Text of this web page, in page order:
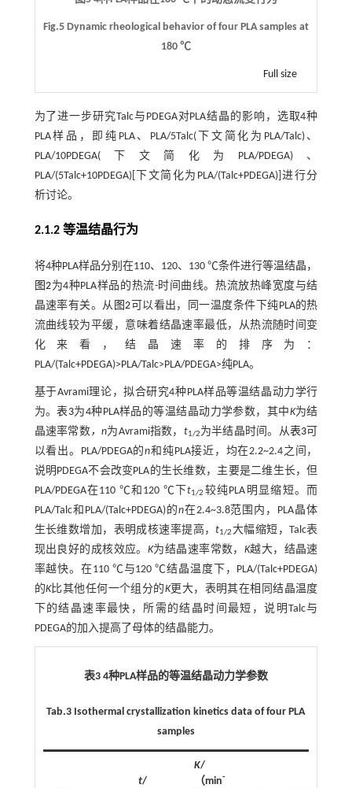
Fig.5 Dynamic rheological behavior of four PLA samples at
180 ℃
Full size
为了进一步研究Talc与PDEGA对PLA结晶的影响，选取4种
PLA样品，即纯PLA、PLA/5Talc(下文简化为PLA/Talc)、
PLA/10PDEGA(下文简化为PLA/PDEGA)、
PLA/(5Talc+10PDEGA)[下文简化为PLA/(Talc+PDEGA)]进行分
析讨论。
2.1.2 等温结晶行为
将4种PLA样品分别在110、120、130 ℃条件进行等温结晶，
图2为4种PLA样品的热流-时间曲线。热流放热峰宽度与结
晶速率有关。从 图2 可以看出，同一温度条件下纯PLA的热
流曲线较为平缓，意味着结晶速率最低，从热流随时间变
化来看，结晶速率的排序为：
PLA/(Talc+PDEGA)>PLA/Talc>PLA/PDEGA>纯PLA。
基于Avrami理论，拟合研究4种PLA样品等温结晶动力学行
为。表3为4种PLA样品的等温结晶动力学参数，其中K为结
晶速率常数，n为Avrami指数， t1/2为半结晶时间。从表3可
以看出。PLA/PDEGA的n和纯PLA接近，均在2.2~2.4之间，
说明PDEGA不会改变PLA的生长维数，主要是二维生长，但
PLA/PDEGA在110 ℃和120 ℃下t1/2 较纯PLA明显缩短。而
PLA/Talc和PLA/(Talc+PDEGA)的n在2.4~3.8范围内，PLA晶体
生长维数增加，表明成核速率提高，t1/2大幅缩短，Talc表
现出良好的成核效应。 K为结晶速率常数， K越大，结晶速
率越快。在110 ℃与120 ℃结晶温度下，PLA/(Talc+PDEGA)
的K比其他任何一个组分的K更大，表明其在相同结晶温度
下的结晶速率最快，所需的结晶时间最短，说明Talc与
PDEGA的加入提高了母体的结晶能力。
表3 4种PLA样品的等温结晶动力学参数
Tab.3 Isothermal crystallization kinetics data of four PLA
samples
t/
K/
（min-